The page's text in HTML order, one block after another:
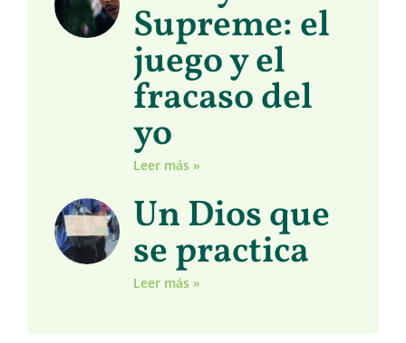
Supreme: el
juego y el
fracaso del
yo
Leer más »
Un Dios que
se practica
Leer más »